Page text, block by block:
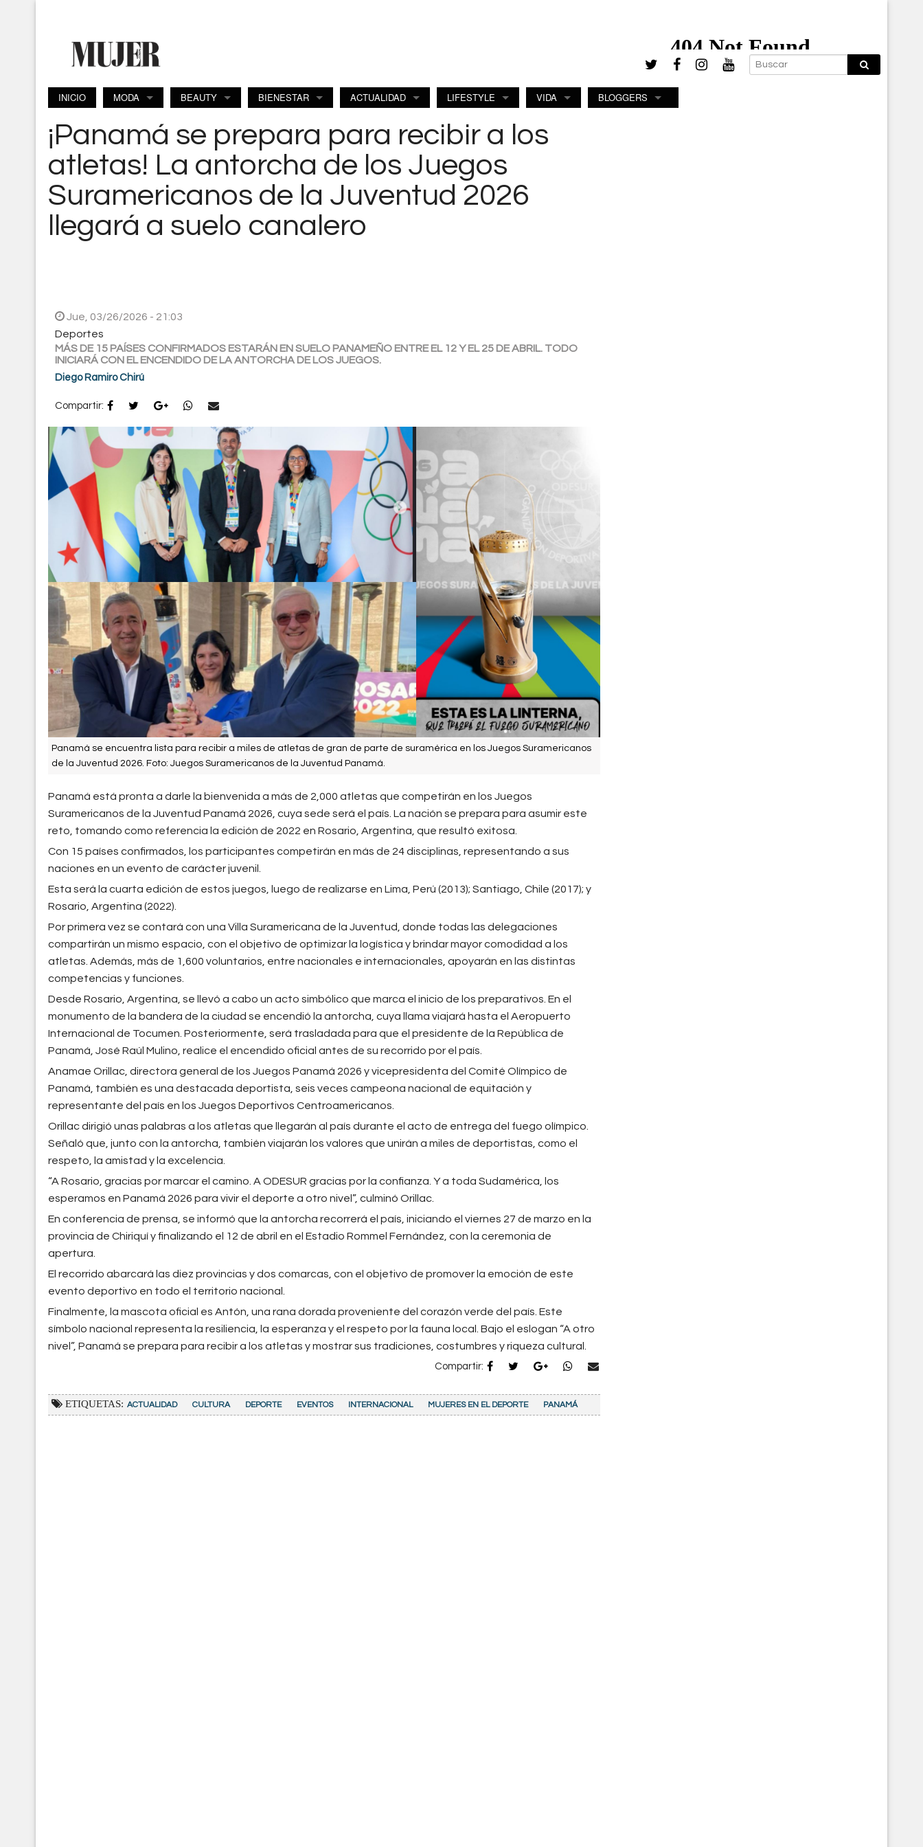
INICIO MODA BEAUTY BIENESTAR ACTUALIDAD LIFESTYLE VIDA BLOGGERS
¡Panamá se prepara para recibir a los
atletas! La antorcha de los Juegos
Suramericanos de la Juventud 2026
llegará a suelo canalero
Jue, 03/26/2026 - 21:03
Deportes
MÁS DE 15 PAÍSES CONFIRMADOS ESTARÁN EN SUELO PANAMEÑO ENTRE EL 12 Y EL 25 DE ABRIL. TODO
INICIARÁ CON EL ENCENDIDO DE LA ANTORCHA DE LOS JUEGOS.
Diego Ramiro Chirú
Compartir:
Panamá se encuentra lista para recibir a miles de atletas de gran de parte de suramérica en los Juegos Suramericanos
de la Juventud 2026. Foto: Juegos Suramericanos de la Juventud Panamá.
Panamá está pronta a darle la bienvenida a más de 2,000 atletas que competirán en los Juegos
Suramericanos de la Juventud Panamá 2026, cuya sede será el país. La nación se prepara para asumir este
reto, tomando como referencia la edición de 2022 en Rosario, Argentina, que resultó exitosa.
Con 15 países confirmados, los participantes competirán en más de 24 disciplinas, representando a sus
naciones en un evento de carácter juvenil.
Esta será la cuarta edición de estos juegos, luego de realizarse en Lima, Perú (2013); Santiago, Chile (2017); y
Rosario, Argentina (2022).
Por primera vez se contará con una Villa Suramericana de la Juventud, donde todas las delegaciones
compartirán un mismo espacio, con el objetivo de optimizar la logística y brindar mayor comodidad a los
atletas. Además, más de 1,600 voluntarios, entre nacionales e internacionales, apoyarán en las distintas
competencias y funciones.
Desde Rosario, Argentina, se llevó a cabo un acto simbólico que marca el inicio de los preparativos. En el
monumento de la bandera de la ciudad se encendió la antorcha, cuya llama viajará hasta el Aeropuerto
Internacional de Tocumen. Posteriormente, será trasladada para que el presidente de la República de
Panamá, José Raúl Mulino, realice el encendido oficial antes de su recorrido por el país.
Anamae Orillac, directora general de los Juegos Panamá 2026 y vicepresidenta del Comité Olímpico de
Panamá, también es una destacada deportista, seis veces campeona nacional de equitación y
representante del país en los Juegos Deportivos Centroamericanos.
Orillac dirigió unas palabras a los atletas que llegarán al país durante el acto de entrega del fuego olímpico.
Señaló que, junto con la antorcha, también viajarán los valores que unirán a miles de deportistas, como el
respeto, la amistad y la excelencia.
“A Rosario, gracias por marcar el camino. A ODESUR gracias por la confianza. Y a toda Sudamérica, los
esperamos en Panamá 2026 para vivir el deporte a otro nivel”, culminó Orillac.
En conferencia de prensa, se informó que la antorcha recorrerá el país, iniciando el viernes 27 de marzo en la
provincia de Chiriquí y finalizando el 12 de abril en el Estadio Rommel Fernández, con la ceremonia de
apertura.
El recorrido abarcará las diez provincias y dos comarcas, con el objetivo de promover la emoción de este
evento deportivo en todo el territorio nacional.
Finalmente, la mascota oficial es Antón, una rana dorada proveniente del corazón verde del país. Este
símbolo nacional representa la resiliencia, la esperanza y el respeto por la fauna local. Bajo el eslogan “A otro
nivel”, Panamá se prepara para recibir a los atletas y mostrar sus tradiciones, costumbres y riqueza cultural.
Compartir:
ETIQUETAS: ACTUALIDAD CULTURA DEPORTE EVENTOS INTERNACIONAL MUJERES EN EL DEPORTE PANAMÁ